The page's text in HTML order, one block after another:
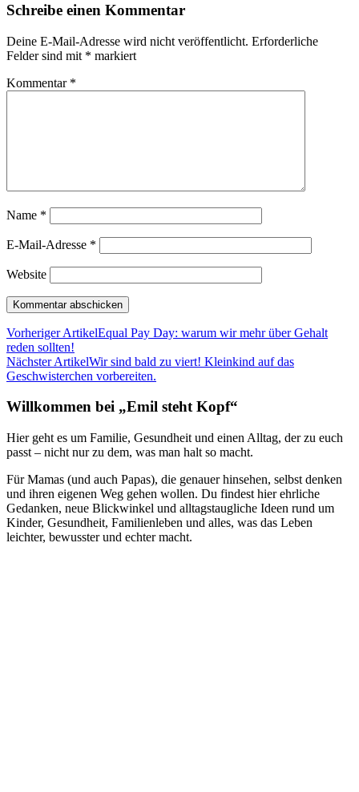
Schreibe einen Kommentar
Deine E-Mail-Adresse wird nicht veröffentlicht. Erforderliche
Felder sind mit * markiert
Kommentar *
Name *
E-Mail-Adresse *
Website
Vorheriger ArtikelEqual Pay Day: warum wir mehr über Gehalt
reden sollten!
Nächster ArtikelWir sind bald zu viert! Kleinkind auf das
Geschwisterchen vorbereiten.
Willkommen bei „Emil steht Kopf“
Hier geht es um Familie, Gesundheit und einen Alltag, der zu euch
passt – nicht nur zu dem, was man halt so macht.
Für Mamas (und auch Papas), die genauer hinsehen, selbst denken
und ihren eigenen Weg gehen wollen. Du findest hier ehrliche
Gedanken, neue Blickwinkel und alltagstaugliche Ideen rund um
Kinder, Gesundheit, Familienleben und alles, was das Leben
leichter, bewusster und echter macht.